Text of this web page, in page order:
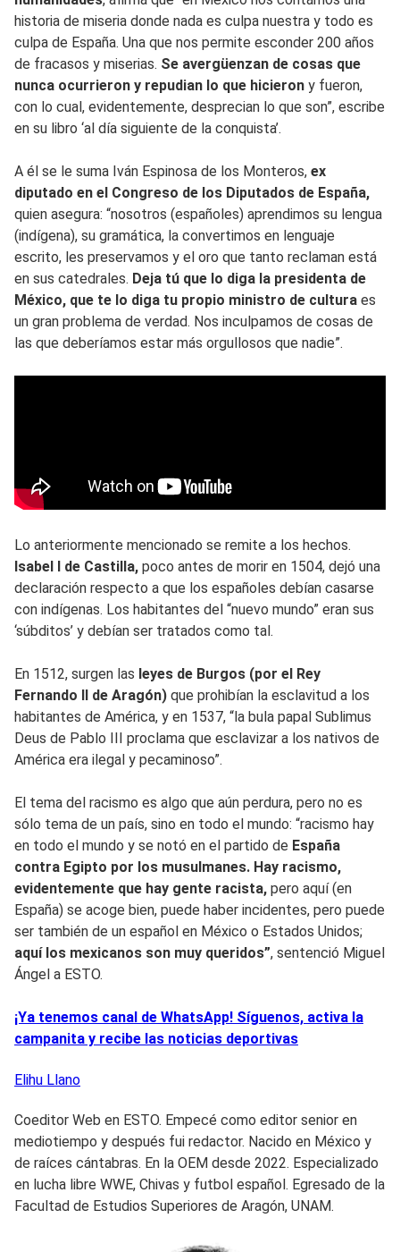
historia de miseria donde nada es culpa nuestra y todo es
culpa de España. Una que nos permite esconder 200 años
de fracasos y miserias. Se avergüenzan de cosas que
nunca ocurrieron y repudian lo que hicieron y fueron,
con lo cual, evidentemente, desprecian lo que son”, escribe
en su libro ‘al día siguiente de la conquista’.
A él se le suma Iván Espinosa de los Monteros, ex
diputado en el Congreso de los Diputados de España,
quien asegura: “nosotros (españoles) aprendimos su lengua
(indígena), su gramática, la convertimos en lenguaje
escrito, les preservamos y el oro que tanto reclaman está
en sus catedrales. Deja tú que lo diga la presidenta de
México, que te lo diga tu propio ministro de cultura es
un gran problema de verdad. Nos inculpamos de cosas de
las que deberíamos estar más orgullosos que nadie”.
Lo anteriormente mencionado se remite a los hechos.
Isabel I de Castilla, poco antes de morir en 1504, dejó una
declaración respecto a que los españoles debían casarse
con indígenas. Los habitantes del “nuevo mundo” eran sus
‘súbditos’ y debían ser tratados como tal.
En 1512, surgen las leyes de Burgos (por el Rey
Fernando II de Aragón) que prohibían la esclavitud a los
habitantes de América, y en 1537, “la bula papal Sublimus
Deus de Pablo III proclama que esclavizar a los nativos de
América era ilegal y pecaminoso”.
El tema del racismo es algo que aún perdura, pero no es
sólo tema de un país, sino en todo el mundo: “racismo hay
en todo el mundo y se notó en el partido de España
contra Egipto por los musulmanes. Hay racismo,
evidentemente que hay gente racista, pero aquí (en
España) se acoge bien, puede haber incidentes, pero puede
ser también de un español en México o Estados Unidos;
aquí los mexicanos son muy queridos”, sentenció Miguel
Ángel a ESTO.
¡Ya tenemos canal de WhatsApp! Síguenos, activa la
campanita y recibe las noticias deportivas
Elihu Llano
Coeditor Web en ESTO. Empecé como editor senior en
mediotiempo y después fui redactor. Nacido en México y
de raíces cántabras. En la OEM desde 2022. Especializado
en lucha libre WWE, Chivas y futbol español. Egresado de la
Facultad de Estudios Superiores de Aragón, UNAM.